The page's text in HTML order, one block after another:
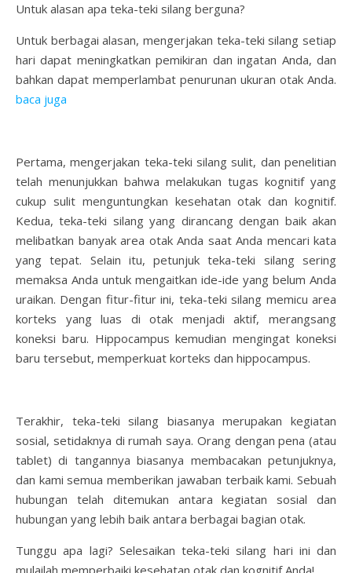
Untuk alasan apa teka-teki silang berguna?
Untuk berbagai alasan, mengerjakan teka-teki silang setiap
hari dapat meningkatkan pemikiran dan ingatan Anda, dan
bahkan dapat memperlambat penurunan ukuran otak Anda.
baca juga
Pertama, mengerjakan teka-teki silang sulit, dan penelitian
telah menunjukkan bahwa melakukan tugas kognitif yang
cukup sulit menguntungkan kesehatan otak dan kognitif.
Kedua, teka-teki silang yang dirancang dengan baik akan
melibatkan banyak area otak Anda saat Anda mencari kata
yang tepat. Selain itu, petunjuk teka-teki silang sering
memaksa Anda untuk mengaitkan ide-ide yang belum Anda
uraikan. Dengan fitur-fitur ini, teka-teki silang memicu area
korteks yang luas di otak menjadi aktif, merangsang
koneksi baru. Hippocampus kemudian mengingat koneksi
baru tersebut, memperkuat korteks dan hippocampus.
Terakhir, teka-teki silang biasanya merupakan kegiatan
sosial, setidaknya di rumah saya. Orang dengan pena (atau
tablet) di tangannya biasanya membacakan petunjuknya,
dan kami semua memberikan jawaban terbaik kami. Sebuah
hubungan telah ditemukan antara kegiatan sosial dan
hubungan yang lebih baik antara berbagai bagian otak.
Tunggu apa lagi? Selesaikan teka-teki silang hari ini dan
mulailah memperbaiki kesehatan otak dan kognitif Anda!